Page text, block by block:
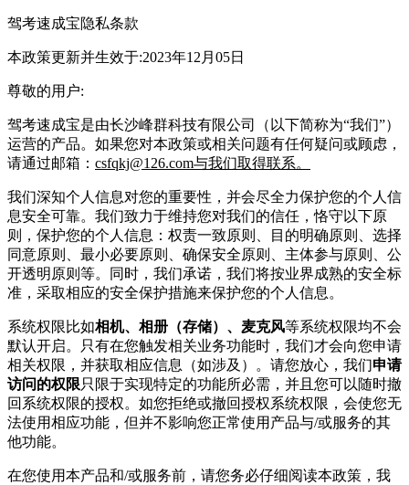
驾考速成宝隐私条款
本政策更新并生效于:2023年12月05日
尊敬的用户:
驾考速成宝是由长沙峰群科技有限公司
（以下简称为“我们”）
运营的产品。如果您对本政策或相关问题有任何疑问或顾虑，
请通过邮箱： csfqkj@126.com与我们取得联系。
我们深知个人信息对您的重要性，并会尽全力保护您的个人信
息安全可靠。我们致力于维持您对我们的信任，恪守以下原
则，保护您的个人信息：权责一致原则、目的明确原则、选择
同意原则、最小必要原则、确保安全原则、主体参与原则、公
开透明原则等。同时，我们承诺，我们将按业界成熟的安全标
准，采取相应的安全保护措施来保护您的个人信息。
系统权限比如相机、相册（存储）、麦克风等系统权限均不会
默认开启。只有在您触发相关业务功能时，我们才会向您申请
相关权限，并获取相应信息（如涉及）。请您放心，我们申请
访问的权限只限于实现特定的功能所必需，并且您可以随时撤
回系统权限的授权。如您拒绝或撤回授权系统权限，会使您无
法使用相应功能，但并不影响您正常使用产品与/或服务的其
他功能。
在您使用本产品和/或服务前，请您务必仔细阅读本政策，我